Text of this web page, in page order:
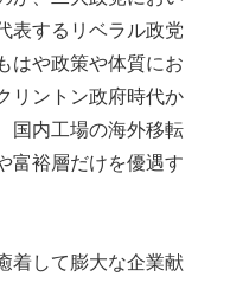
表するリベラル政党
はや政策や体質にお
リントン政府時代か
国内工場の海外移転
富裕層だけを優遇す
着して膨大な企業献